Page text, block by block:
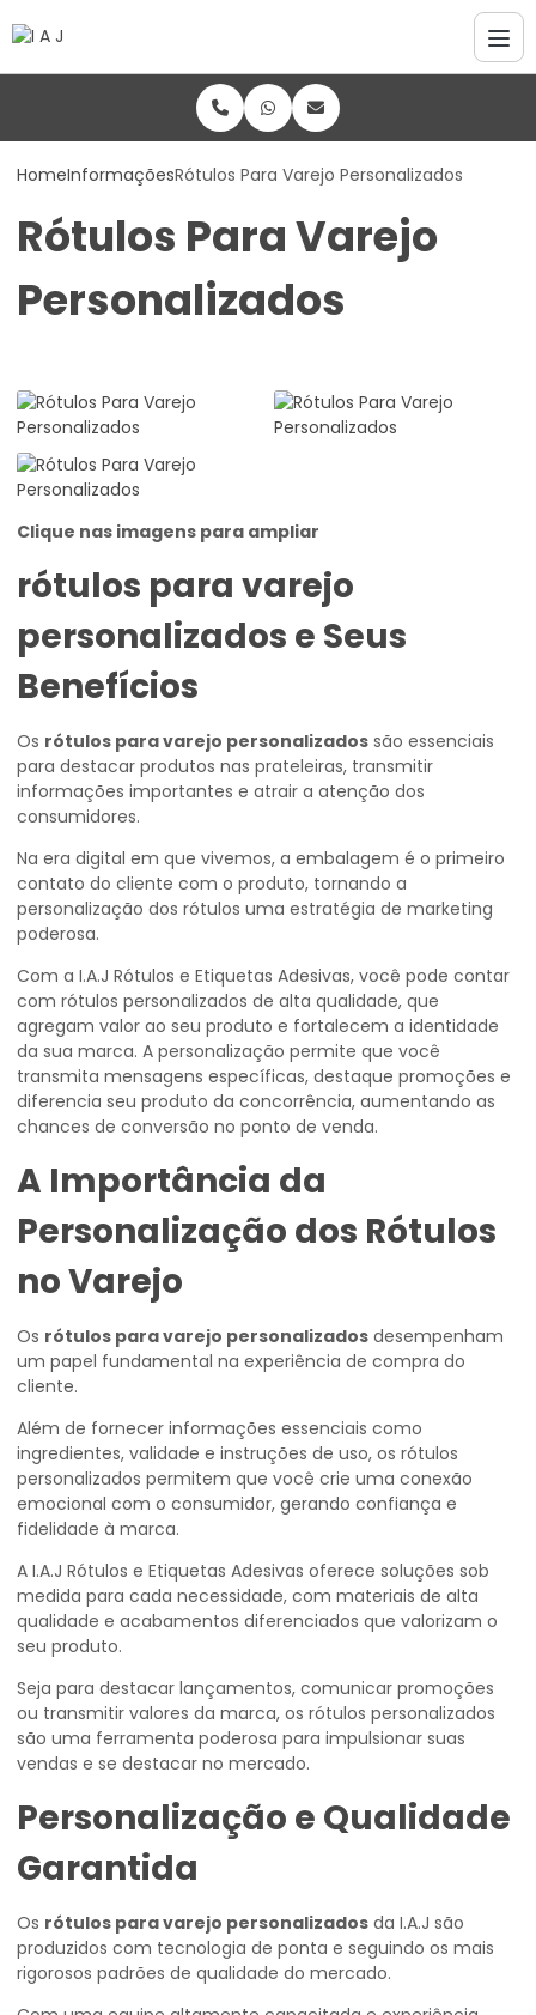
HomeInformaçõesRótulos Para Varejo Personalizados
Rótulos Para Varejo
Personalizados
Clique nas imagens para ampliar
rótulos para varejo
personalizados e Seus
Benefícios
Os rótulos para varejo personalizados são essenciais
para destacar produtos nas prateleiras, transmitir
informações importantes e atrair a atenção dos
consumidores.
Na era digital em que vivemos, a embalagem é o primeiro
contato do cliente com o produto, tornando a
personalização dos rótulos uma estratégia de marketing
poderosa.
Com a I.A.J Rótulos e Etiquetas Adesivas, você pode contar
com rótulos personalizados de alta qualidade, que
agregam valor ao seu produto e fortalecem a identidade
da sua marca. A personalização permite que você
transmita mensagens específicas, destaque promoções e
diferencia seu produto da concorrência, aumentando as
chances de conversão no ponto de venda.
A Importância da
Personalização dos Rótulos
no Varejo
Os rótulos para varejo personalizados desempenham
um papel fundamental na experiência de compra do
cliente.
Além de fornecer informações essenciais como
ingredientes, validade e instruções de uso, os rótulos
personalizados permitem que você crie uma conexão
emocional com o consumidor, gerando confiança e
fidelidade à marca.
A I.A.J Rótulos e Etiquetas Adesivas oferece soluções sob
medida para cada necessidade, com materiais de alta
qualidade e acabamentos diferenciados que valorizam o
seu produto.
Seja para destacar lançamentos, comunicar promoções
ou transmitir valores da marca, os rótulos personalizados
são uma ferramenta poderosa para impulsionar suas
vendas e se destacar no mercado.
Personalização e Qualidade
Garantida
Os rótulos para varejo personalizados da I.A.J são
produzidos com tecnologia de ponta e seguindo os mais
rigorosos padrões de qualidade do mercado.